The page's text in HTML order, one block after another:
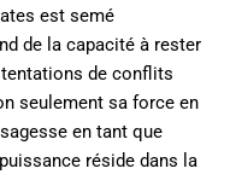
est semé
de la capacité à rester
de conflits
seulement sa force en
en tant que
réside dans la